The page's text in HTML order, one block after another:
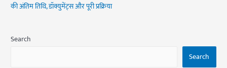
की अंतिम तिथि, डॉक्युमेंट्स और पूरी प्रक्रिया
Search
Search